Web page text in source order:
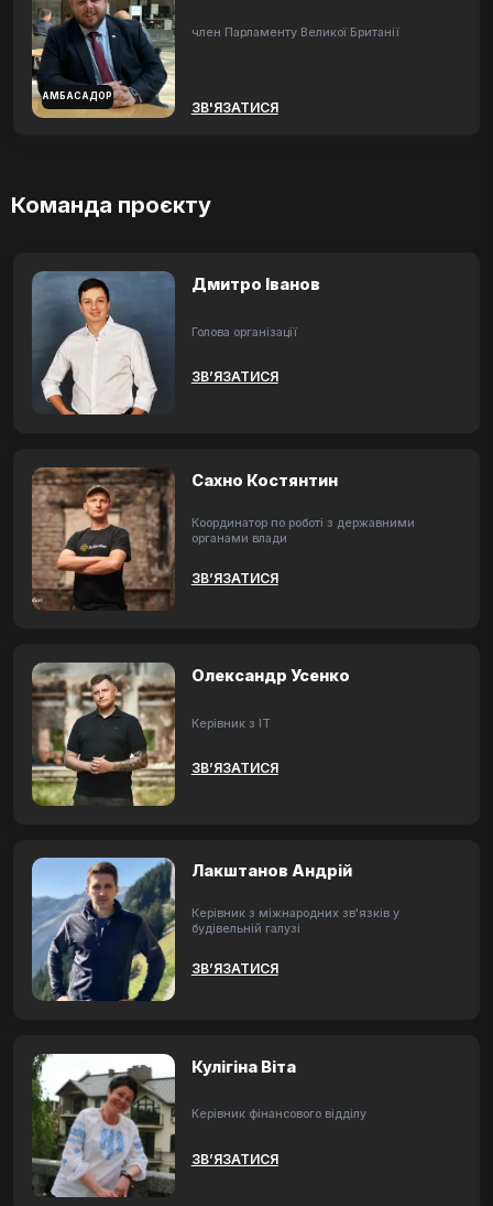
АМБАСАДОР
член Парламенту Великої Британії
ЗВ'ЯЗАТИСЯ
Команда проєкту
Дмитро Іванов
Голова організації
ЗВ’ЯЗАТИСЯ
Сахно Костянтин
Координатор по роботі з державними
органами влади
ЗВ’ЯЗАТИСЯ
Олександр Усенко
Керівник з ІТ
ЗВ’ЯЗАТИСЯ
Лакштанов Андрій
Керівник з міжнародних зв'язків у
будівельній галузі
ЗВ’ЯЗАТИСЯ
Кулігіна Віта
Керівник фінансового відділу
ЗВ’ЯЗАТИСЯ